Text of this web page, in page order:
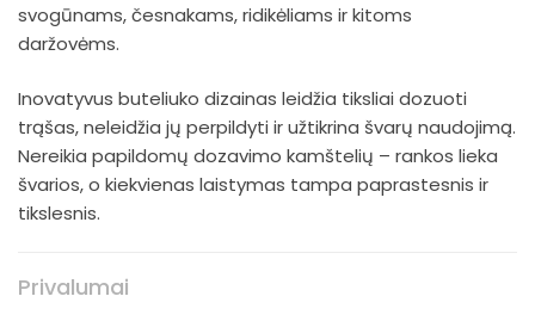
svogūnams, česnakams, ridikėliams ir kitoms
daržovėms.
Inovatyvus buteliuko dizainas leidžia tiksliai dozuoti
trąšas, neleidžia jų perpildyti ir užtikrina švarų naudojimą.
Nereikia papildomų dozavimo kamštelių – rankos lieka
švarios, o kiekvienas laistymas tampa paprastesnis ir
tikslesnis.
Privalumai